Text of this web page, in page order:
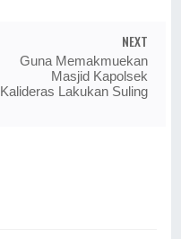
NEXT
Guna Memakmuekan
Masjid Kapolsek
Kalideras Lakukan Suling